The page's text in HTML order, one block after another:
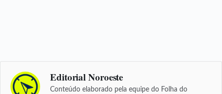
Editorial Noroeste
Conteúdo elaborado pela equipe do Folha do